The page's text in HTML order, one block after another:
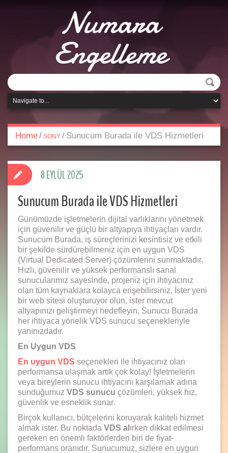
Numara
Engelleme
Home/ SONY / Sunucum Burada ile VDS Hizmetleri
Sunucum Burada ile VDS Hizmetleri
Günümüzde işletmelerin dijital varlıklarını yönetmek
için güvenilir ve güçlü bir altyapıya ihtiyaçları vardır.
Sunucum Burada, iş süreçlerinizi kesintisiz ve etkili
bir şekilde sürdürebilmeniz için en uygun VDS
(Virtual Dedicated Server) çözümlerini sunmaktadır.
Hızlı, güvenilir ve yüksek performanslı sanal
sunucularımız sayesinde, projeniz için ihtiyacınız
olan tüm kaynaklara kolayca erişebilirsiniz. İster yeni
bir web sitesi oluşturuyor olun, ister mevcut
altyapınızı geliştirmeyi hedefleyin, Sunucu Burada
her ihtiyaca yönelik VDS sunucu seçenekleriyle
yanınızdadır.
En Uygun VDS
En uygun VDS seçenekleri ile ihtiyacınız olan
performansa ulaşmak artık çok kolay! İşletmelerin
veya bireylerin sunucu ihtiyacını karşılamak adına
sunduğumuz VDS sunucu çözümleri, yüksek hız,
güvenlik ve esneklik sunar.
Birçok kullanıcı, bütçelerini koruyarak kaliteli hizmet
almak ister. Bu noktada VDS al ırken dikkat edilmesi
gereken en önemli faktörlerden biri de fiyat-
performans oranıdır. Sunucumuz, sizlere en uygun
8 EYLÜL 2025